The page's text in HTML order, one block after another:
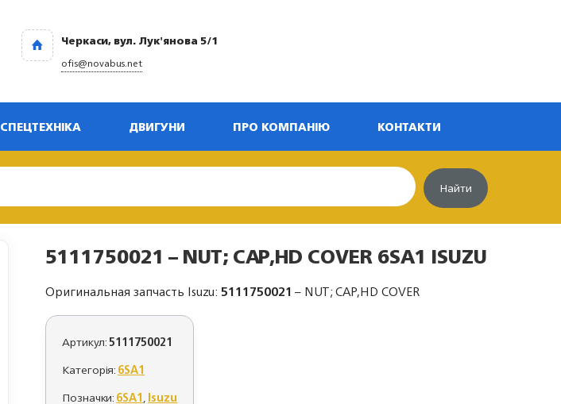
Черкаси, вул. Лук'янова 5/1
ofis@novabus.net
СПЕЦТЕХНІКА ДВИГУНИ ПРО КОМПАНІЮ КОНТАКТИ
Найти
5111750021 – NUT; CAP,HD COVER 6SA1 ISUZU
Оригинальная запчасть Isuzu: 5111750021– NUT; CAP,HD COVER
Артикул:5111750021
Категорія:6SA1
Позначки:6SA1,Isuzu